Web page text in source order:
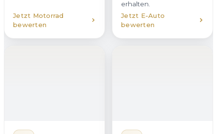
Hybridfahrzeug
verkaufen
des Akkus. So erhalten
Unfallwagen
und ein verbindliches